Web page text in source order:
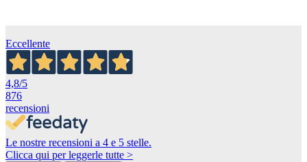
Eccellente
4,8/5
876
recensioni
Le nostre recensioni a 4 e 5 stelle.
Clicca qui per leggerle tutte >